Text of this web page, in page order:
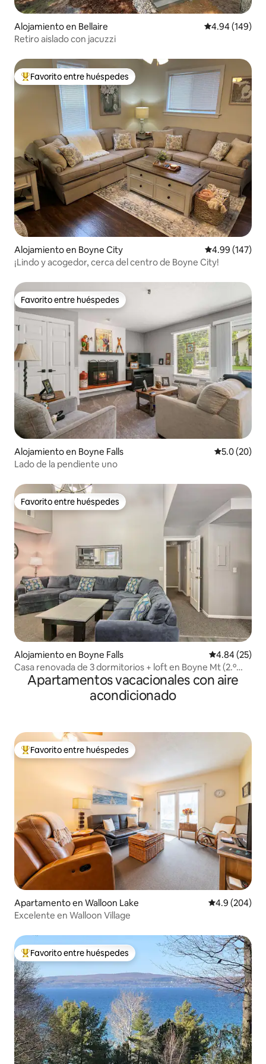
Alojamiento en Bellaire Calificación
4.94 (149)
Retiro aislado con jacuzzi
Favorito entre huéspedes preferido
Favorito entre huéspedes
Alojamiento en Boyne City Calificación
4.99 (147)
¡Lindo y acogedor, cerca del centro de Boyne City!
Favorito entre huéspedes
Favorito entre huéspedes
Alojamiento en Boyne Falls Calificación
5.0 (20)
Lado de la pendiente uno
Favorito entre huéspedes
Favorito entre huéspedes
Alojamiento en Boyne Falls Calificación
4.84 (25)
Casa renovada de 3 dormitorios + loft en Boyne Mt (2.º
piso)Apartamentos vacacionales con aire
acondicionado
Favorito entre huéspedes preferido
Favorito entre huéspedes
Apartamento en Walloon Lake Calificación
4.9 (204)
Excelente en Walloon Village
Favorito entre huéspedes preferido
Favorito entre huéspedes